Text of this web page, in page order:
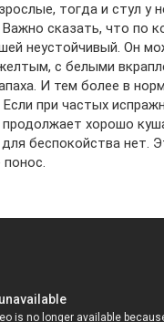
тогда и стул у
сказать, что по
неустойчивый. Он
с белыми
И тем более в
при частых
продолжает хорошо
беспокойства нет.
понос.